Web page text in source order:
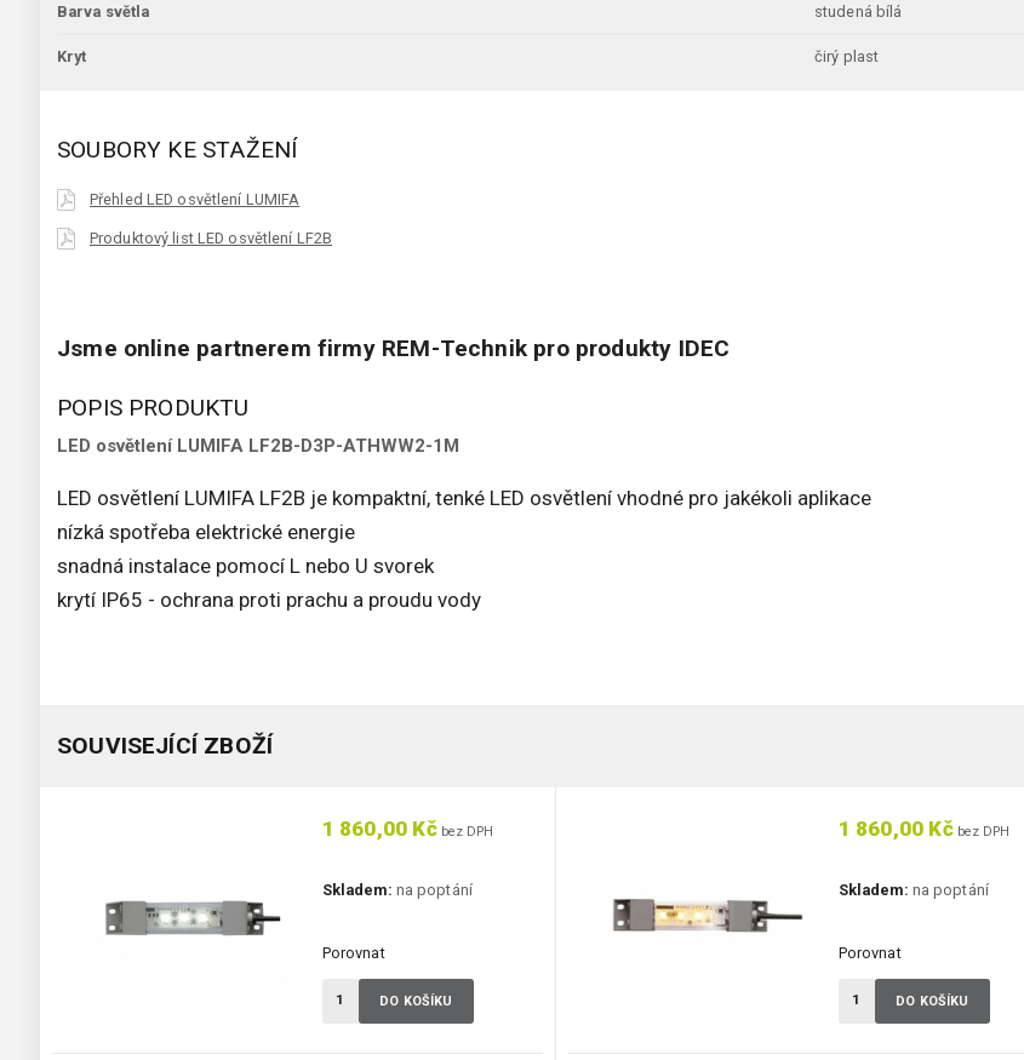
Barva světla studená bílá
Kryt čirý plast
SOUBORY KE STAŽENÍ
Přehled LED osvětlení LUMIFA
Produktový list LED osvětlení LF2B
Jsme online partnerem firmy REM-Technik pro produkty IDEC
POPIS PRODUKTU
LED osvětlení LUMIFA LF2B-D3P-ATHWW2-1M
LED osvětlení LUMIFA LF2B je kompaktní, tenké LED osvětlení vhodné pro jakékoli aplikace
nízká spotřeba elektrické energie
snadná instalace pomocí L nebo U svorek
krytí IP65 - ochrana proti prachu a proudu vody
SOUVISEJÍCÍ ZBOŽÍ
1 860,00 Kčbez DPH
Skladem: na poptání
Porovnat
DO KOŠÍKU
1 860,00 Kčbez DPH
Skladem: na poptání
Porovnat
DO KOŠÍKU